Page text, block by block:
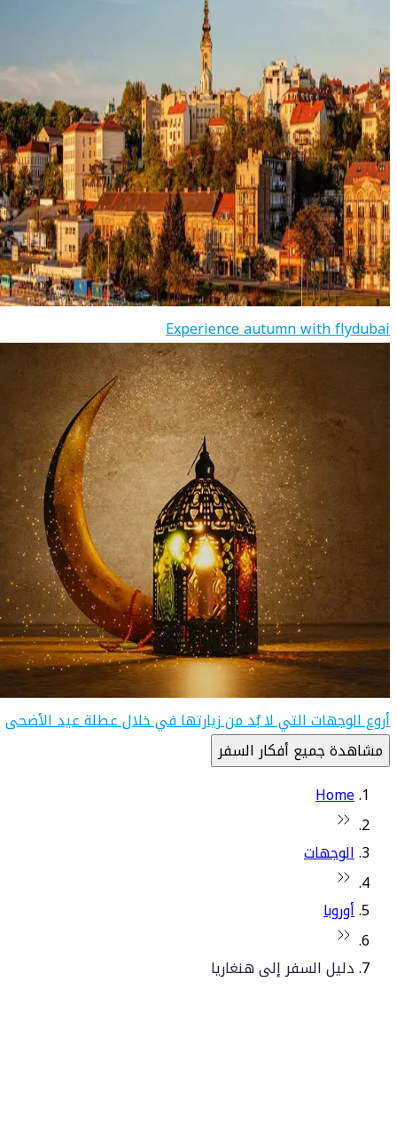
Experience autumn with flydubai
أروع الوجهات التي لا بُد من زيارتها في خلال عطلة عيد الأضحى
مشاهدة جميع أفكار السفر
Home
الوجهات
أوروبا
دليل السفر إلى هنغاريا